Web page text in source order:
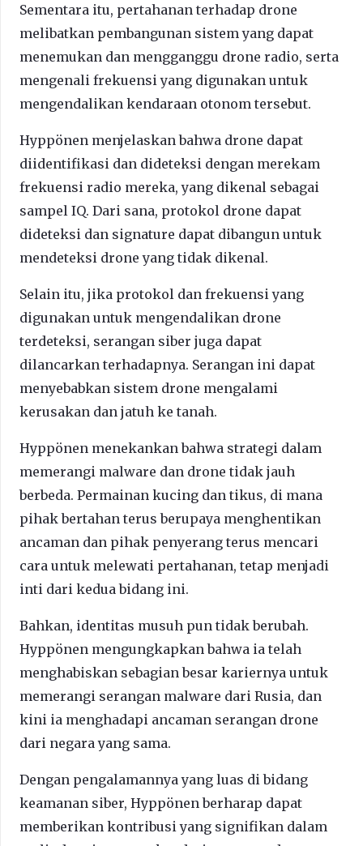
Sementara itu, pertahanan terhadap drone
melibatkan pembangunan sistem yang dapat
menemukan dan mengganggu drone radio, serta
mengenali frekuensi yang digunakan untuk
mengendalikan kendaraan otonom tersebut.
Hyppönen menjelaskan bahwa drone dapat
diidentifikasi dan dideteksi dengan merekam
frekuensi radio mereka, yang dikenal sebagai
sampel IQ. Dari sana, protokol drone dapat
dideteksi dan signature dapat dibangun untuk
mendeteksi drone yang tidak dikenal.
Selain itu, jika protokol dan frekuensi yang
digunakan untuk mengendalikan drone
terdeteksi, serangan siber juga dapat
dilancarkan terhadapnya. Serangan ini dapat
menyebabkan sistem drone mengalami
kerusakan dan jatuh ke tanah.
Hyppönen menekankan bahwa strategi dalam
memerangi malware dan drone tidak jauh
berbeda. Permainan kucing dan tikus, di mana
pihak bertahan terus berupaya menghentikan
ancaman dan pihak penyerang terus mencari
cara untuk melewati pertahanan, tetap menjadi
inti dari kedua bidang ini.
Bahkan, identitas musuh pun tidak berubah.
Hyppönen mengungkapkan bahwa ia telah
menghabiskan sebagian besar kariernya untuk
memerangi serangan malware dari Rusia, dan
kini ia menghadapi ancaman serangan drone
dari negara yang sama.
Dengan pengalamannya yang luas di bidang
keamanan siber, Hyppönen berharap dapat
memberikan kontribusi yang signifikan dalam